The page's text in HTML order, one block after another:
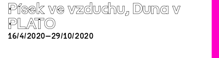
Písek ve vzduchu, Duna v
PLATO
16/4/2020–29/10/2020